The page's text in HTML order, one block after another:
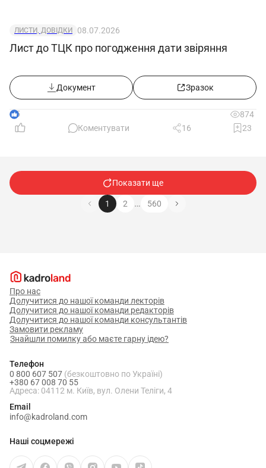
ЛИСТИ, ДОВІДКИ 08.07.2026
Лист до ТЦК про погодження дати звіряння
Документ Зразок
5
874
Коментувати
16 23
Показати ще
1 2 … 560
Про нас
Долучитися до нашої команди лекторів
Долучитися до нашої команди редакторів
Долучитися до нашої команди консультантів
Замовити рекламу
Знайшли помилку або маєте гарну ідею?
Телефон
0 800 607 507 (безкоштовно по Україні)
+380 67 008 70 55
Адреса: 04112 м. Київ, вул. Олени Теліги, 4
Email
info@kadroland.com
Наші соцмережі